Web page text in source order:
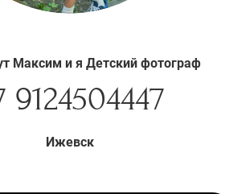
Максим и я Детский фотограф
9124504447
Ижевск